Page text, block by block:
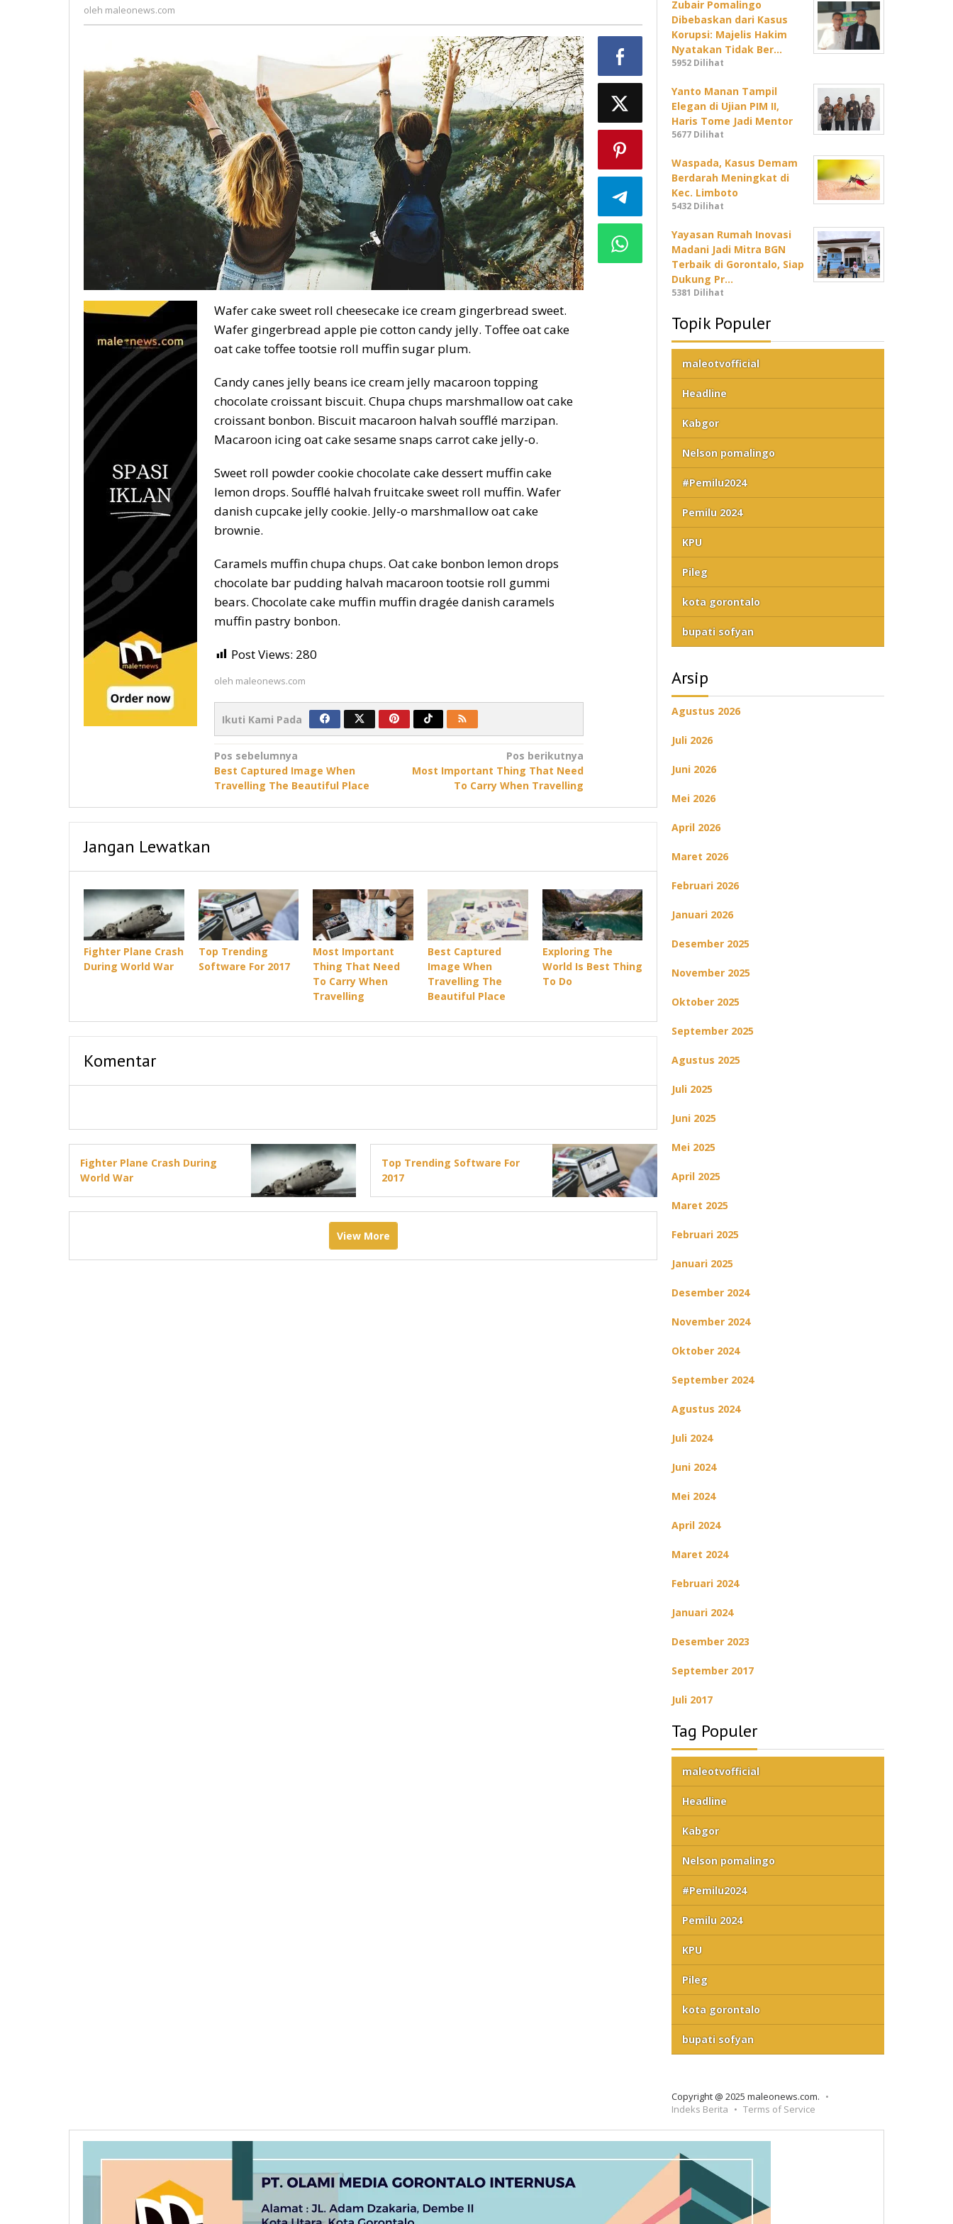
oleh maleonews.com
Wafer cake sweet roll cheesecake ice cream gingerbread sweet.
Wafer gingerbread apple pie cotton candy jelly. Toffee oat cake
oat cake toffee tootsie roll muffin sugar plum.
Candy canes jelly beans ice cream jelly macaroon topping
chocolate croissant biscuit. Chupa chups marshmallow oat cake
croissant bonbon. Biscuit macaroon halvah soufflé marzipan.
Macaroon icing oat cake sesame snaps carrot cake jelly-o.
Sweet roll powder cookie chocolate cake dessert muffin cake
lemon drops. Soufflé halvah fruitcake sweet roll muffin. Wafer
danish cupcake jelly cookie. Jelly-o marshmallow oat cake
brownie.
Caramels muffin chupa chups. Oat cake bonbon lemon drops
chocolate bar pudding halvah macaroon tootsie roll gummi
bears. Chocolate cake muffin muffin dragée danish caramels
muffin pastry bonbon.
Post Views: 280
oleh maleonews.com
Ikuti Kami Pada
Navigasi
pos
Pos sebelumnya
Best Captured Image When
Travelling The Beautiful Place
Pos berikutnya
Most Important Thing That Need
To Carry When Travelling
Jangan Lewatkan
Fighter Plane Crash
During World War
Top Trending
Software For 2017
Most Important
Thing That Need
To Carry When
Travelling
Best Captured
Image When
Travelling The
Beautiful Place
Exploring The
World Is Best Thing
To Do
Komentar
Fighter Plane Crash During
World War
Top Trending Software For
2017
View More
Zubair Pomalingo
Dibebaskan dari Kasus
Korupsi: Majelis Hakim
Nyatakan Tidak Ber…
5952 Dilihat
Yanto Manan Tampil
Elegan di Ujian PIM II,
Haris Tome Jadi Mentor
5677 Dilihat
Waspada, Kasus Demam
Berdarah Meningkat di
Kec. Limboto
5432 Dilihat
Yayasan Rumah Inovasi
Madani Jadi Mitra BGN
Terbaik di Gorontalo, Siap
Dukung Pr…
5381 Dilihat
Topik Populer
maleotvofficial
Headline
Kabgor
Nelson pomalingo
#Pemilu2024
Pemilu 2024
KPU
Pileg
kota gorontalo
bupati sofyan
Arsip
Agustus 2026
Juli 2026
Juni 2026
Mei 2026
April 2026
Maret 2026
Februari 2026
Januari 2026
Desember 2025
November 2025
Oktober 2025
September 2025
Agustus 2025
Juli 2025
Juni 2025
Mei 2025
April 2025
Maret 2025
Februari 2025
Januari 2025
Desember 2024
November 2024
Oktober 2024
September 2024
Agustus 2024
Juli 2024
Juni 2024
Mei 2024
April 2024
Maret 2024
Februari 2024
Januari 2024
Desember 2023
September 2017
Juli 2017
Tag Populer
maleotvofficial
Headline
Kabgor
Nelson pomalingo
#Pemilu2024
Pemilu 2024
KPU
Pileg
kota gorontalo
bupati sofyan
Copyright @ 2025 maleonews.com.
Indeks Berita
Terms of Service